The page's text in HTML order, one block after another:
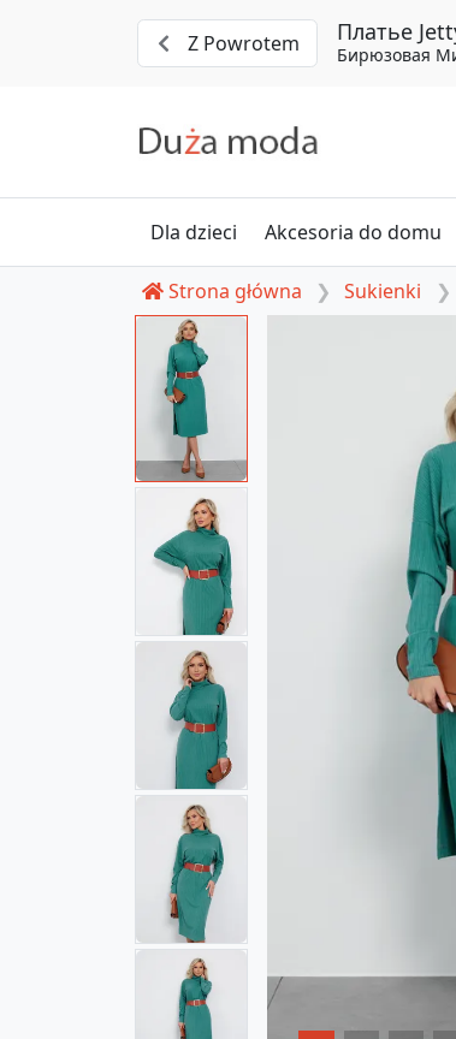
Z Powrotem Платье
Бирюзовая
Dla dzieci Akcesoria do domu
Strona główna Sukienki